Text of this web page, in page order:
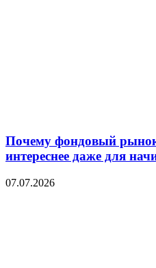
Почему фондовый рынок
интереснее даже для
07.07.2026